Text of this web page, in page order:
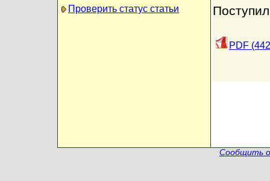
Проверить статус статьи
PDF
Сообщить о